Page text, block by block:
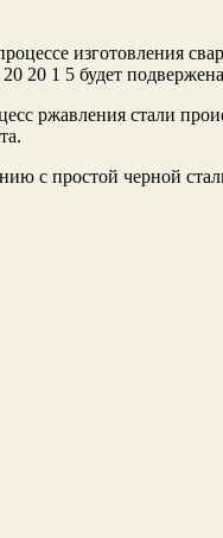
изготовления
20 1 5 будет
ржавления стали
с простой черной